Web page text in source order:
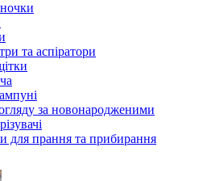
та аспіратори
за новонародженими
для прання та прибирання